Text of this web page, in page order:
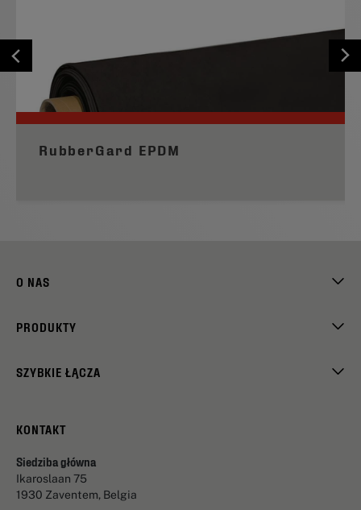
RubberGard EPDM
O NAS
PRODUKTY
SZYBKIE ŁĄCZA
KONTAKT
Siedziba główna
Ikaroslaan 75
1930 Zaventem, Belgia